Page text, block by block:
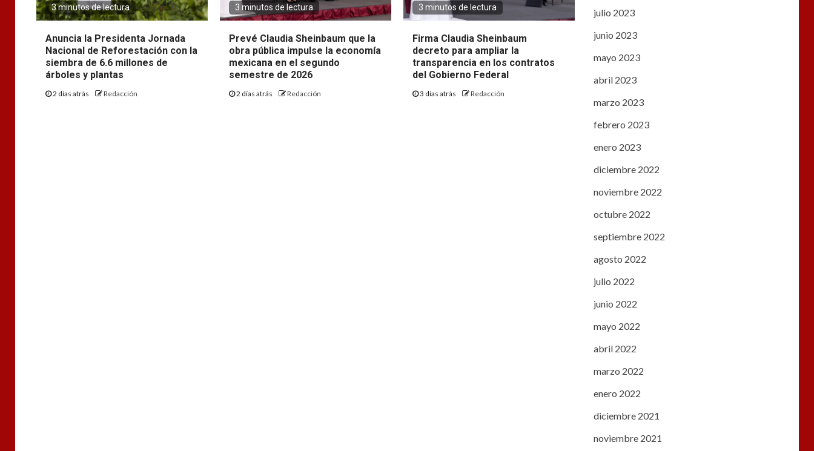
3 minutos de lectura
Anuncia la Presidenta Jornada
Nacional de Reforestación con la
siembra de 6.6 millones de
árboles y plantas
2 días atrás Redacción
3 minutos de lectura
Prevé Claudia Sheinbaum que la
obra pública impulse la economía
mexicana en el segundo
semestre de 2026
2 días atrás Redacción
3 minutos de lectura
Firma Claudia Sheinbaum
decreto para ampliar la
transparencia en los contratos
del Gobierno Federal
3 días atrás Redacción
julio 2023
junio 2023
mayo 2023
abril 2023
marzo 2023
febrero 2023
enero 2023
diciembre 2022
noviembre 2022
octubre 2022
septiembre 2022
agosto 2022
julio 2022
junio 2022
mayo 2022
abril 2022
marzo 2022
enero 2022
diciembre 2021
noviembre 2021